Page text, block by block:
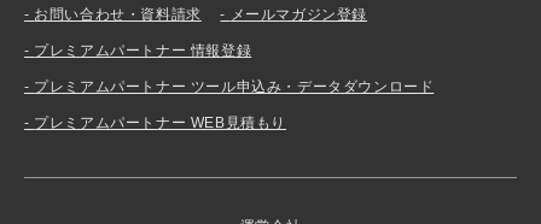
お問い合わせ・資料請求 メールマガジン登録
プレミアムパートナー 情報登録
プレミアムパートナー ツール申込み・データダウンロード
プレミアムパートナー WEB見積もり